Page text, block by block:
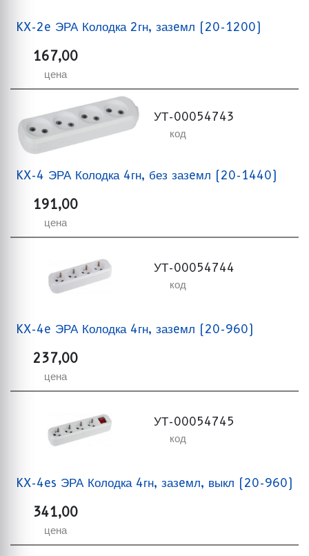
KX-2e ЭРА Колодка 2гн, зазeмл (20-1200)
167,00
цена
УТ-00054743
код
KX-4 ЭРА Колодка 4гн, без зазeмл (20-1440)
191,00
цена
УТ-00054744
код
KX-4e ЭРА Колодка 4гн, зазeмл (20-960)
237,00
цена
УТ-00054745
код
KX-4es ЭРА Колодка 4гн, зазeмл, выкл (20-960)
341,00
цена